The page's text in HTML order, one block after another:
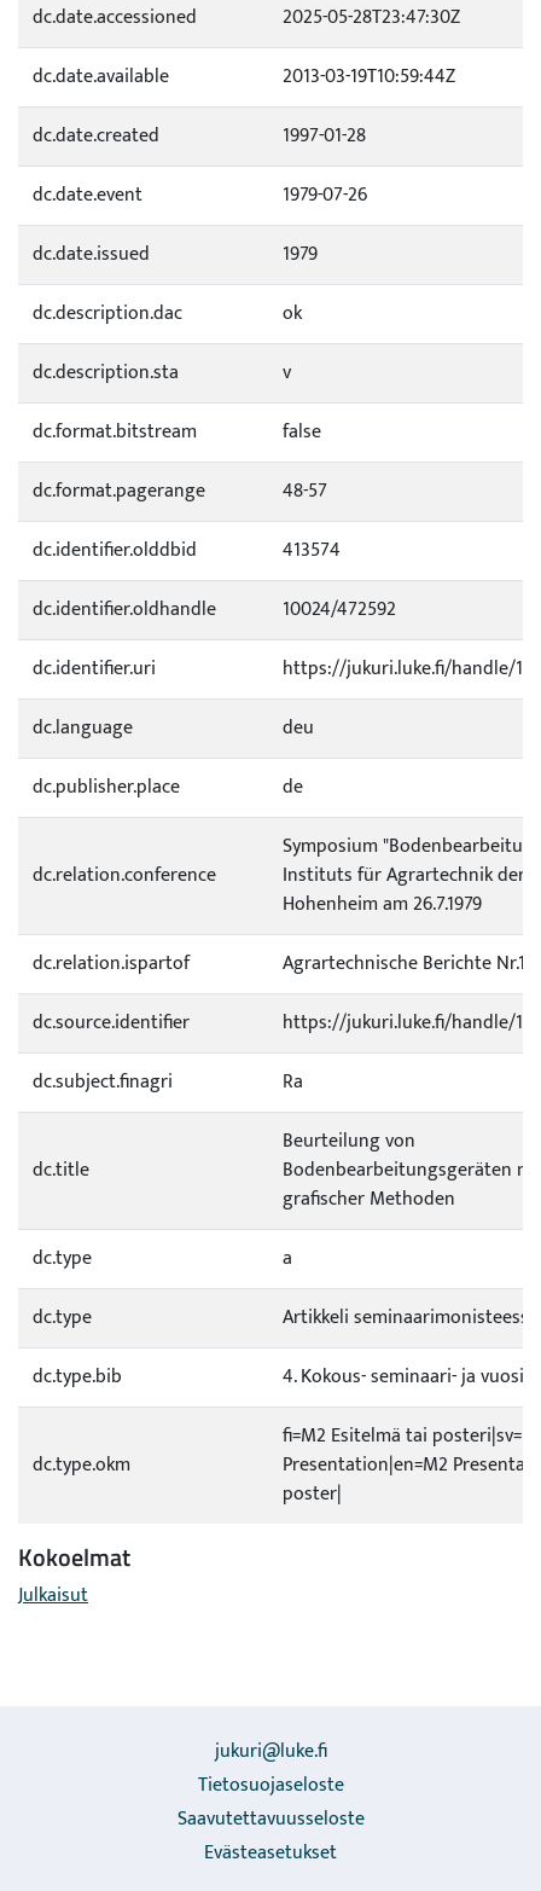
dc.date.accessioned
2025-05-28T23:47:30Z
dc.date.available
2013-03-19T10:59:44Z
dc.date.created
1997-01-28
dc.date.event
1979-07-26
dc.date.issued
1979
dc.description.dac
ok
dc.description.sta
v
dc.format.bitstream
false
dc.format.pagerange
48-57
dc.identifier.olddbid
413574
dc.identifier.oldhandle
10024/472592
dc.identifier.uri
https://jukuri.luke.fi/handle/
dc.language
deu
dc.publisher.place
de
dc.relation.conference
Symposium
Instituts für Agrartechnik der
Hohenheim am 26.7.1979
dc.relation.ispartof
Agrartechnische Berichte Nr.10
dc.source.identifier
https://jukuri.luke.fi/handle/
dc.subject.finagri
Ra
dc.title
Beurteilung von
Bodenbearbeitungsgeräten
grafischer Methoden
dc.type
a
dc.type
Artikkeli seminaarimonisteessa
dc.type.bib
4. Kokous- seminaari- ja
dc.type.okm
fi=M2 Esitelmä tai
Presentation|en=M2
poster|
Kokoelmat
Julkaisut
jukuri@luke.fi
Tietosuojaseloste
Saavutettavuusseloste
Evästeasetukset